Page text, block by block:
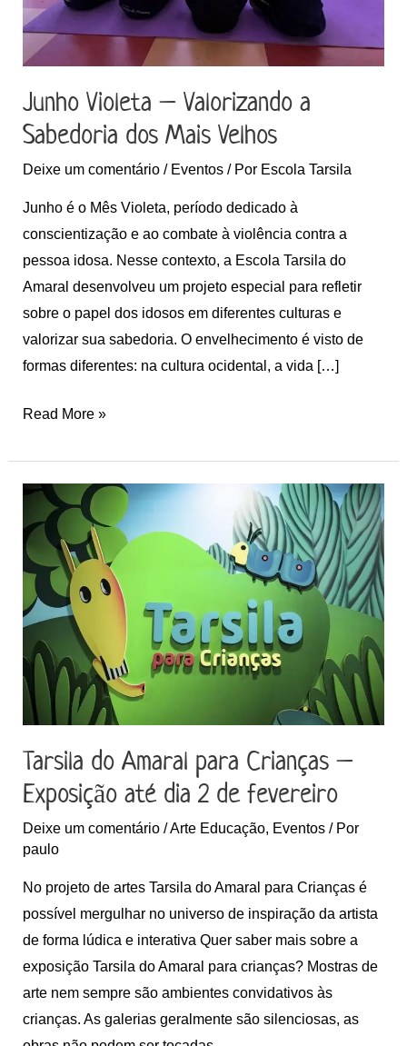
Junho Violeta – Valorizando a
Sabedoria dos Mais Velhos
Deixe um comentário/ Eventos/ Por Escola Tarsila
Junho é o Mês Violeta, período dedicado à
conscientização e ao combate à violência contra a
pessoa idosa. Nesse contexto, a Escola Tarsila do
Amaral desenvolveu um projeto especial para refletir
sobre o papel dos idosos em diferentes culturas e
valorizar sua sabedoria. O envelhecimento é visto de
formas diferentes: na cultura ocidental, a vida […]
Velhos
Read More »
Tarsila do Amaral para Crianças –
Exposição até dia 2 de fevereiro
Deixe um comentário/Arte Educação, Eventos/ Por
paulo
No projeto de artes Tarsila do Amaral para Crianças é
possível mergulhar no universo de inspiração da artista
de forma lúdica e interativa Quer saber mais sobre a
exposição Tarsila do Amaral para crianças? Mostras de
arte nem sempre são ambientes convidativos às
crianças. As galerias geralmente são silenciosas, as
Tarsila
do
Amaral
para
Crianças
–
Exposição
até
dia
de
fevereiro